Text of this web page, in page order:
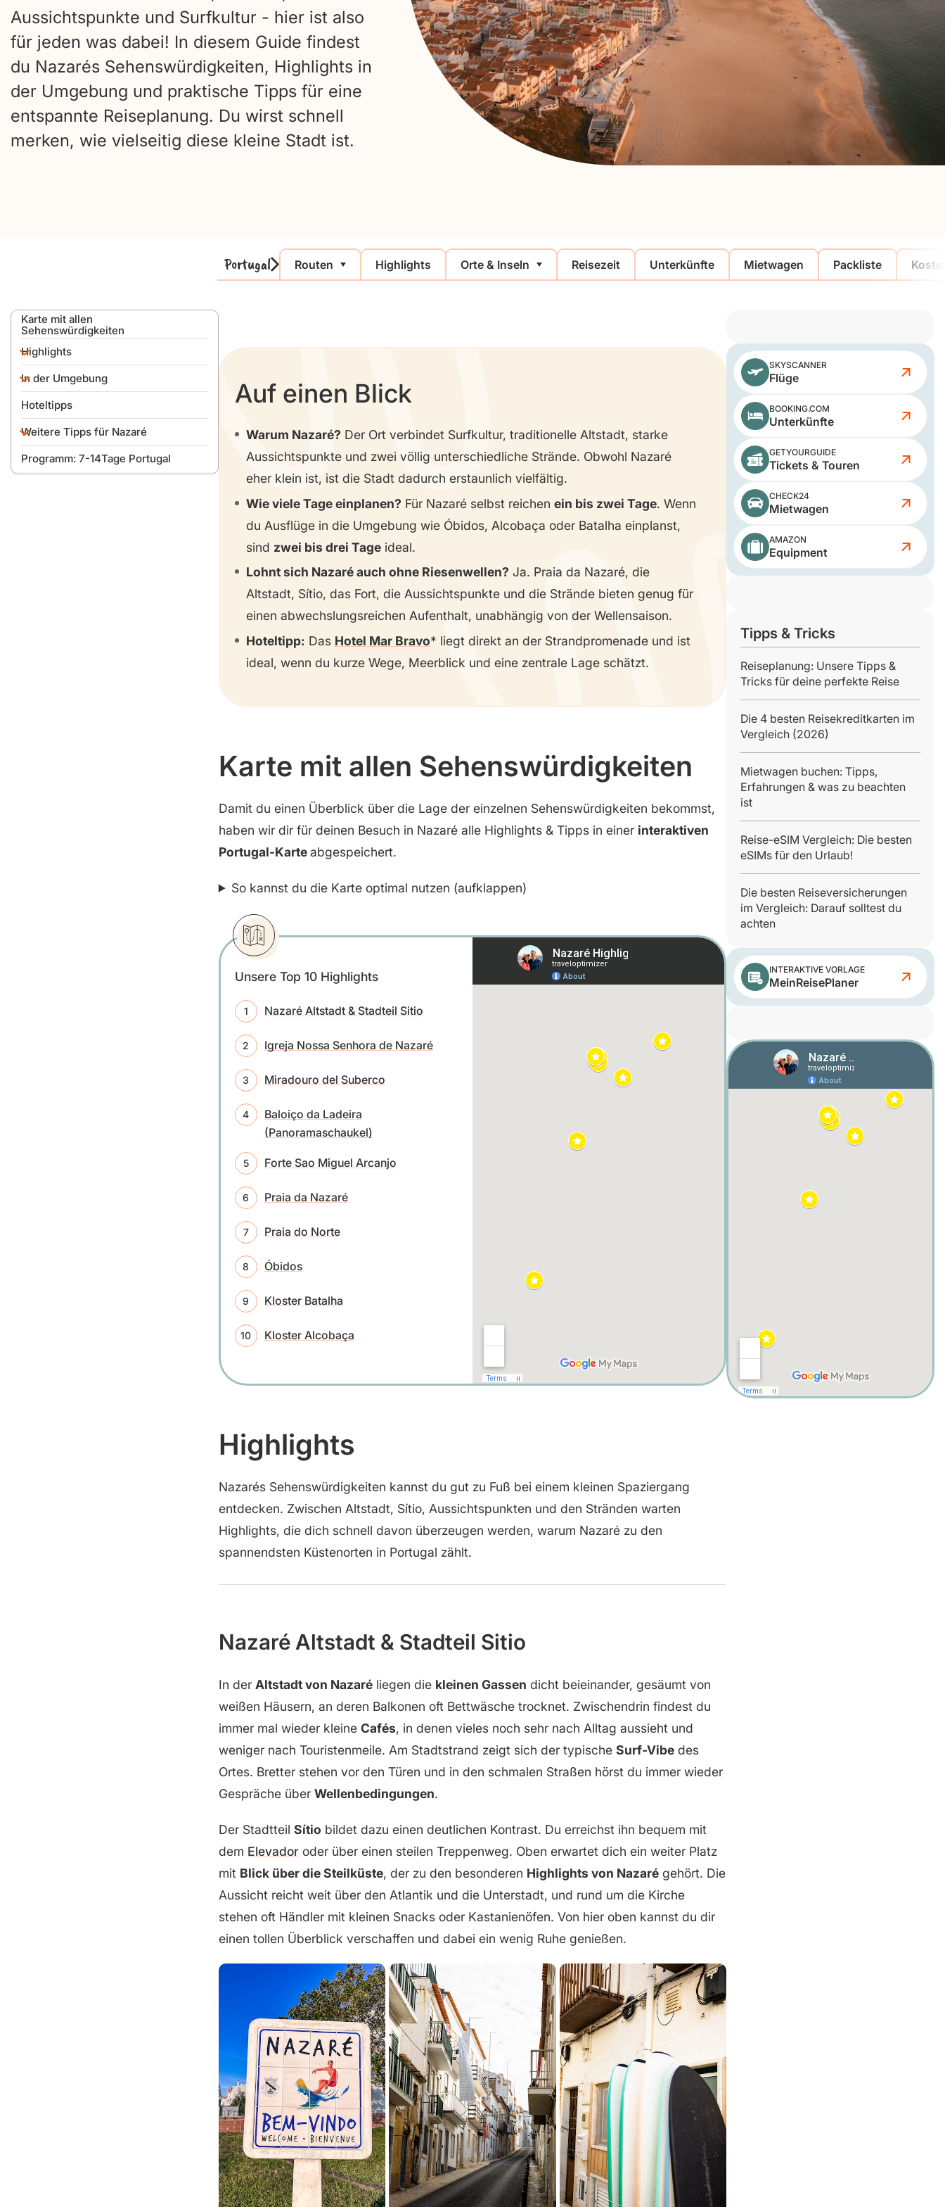
Aussichtspunkte und Surfkultur - hier ist also
für jeden was dabei! In diesem Guide findest
du Nazarés Sehenswürdigkeiten, Highlights in
der Umgebung und praktische Tipps für eine
entspannte Reiseplanung. Du wirst schnell
merken, wie vielseitig diese kleine Stadt ist.
Portugal Routen Highlights Orte & Inseln Reisezeit Unterkünfte Mietwagen Packliste
Karte mit allen
Sehenswürdigkeiten
Highlights
Nazaré Altstadt & Stadteil Sitio
Igreja Nossa Senhora de
Nazaré
Miradouro del Suberco
Baloiço da Ladeira
(Panoramaschaukel)
In der Umgebung
Óbidos
Kloster Batalha
Kloster Alcobaça
Hoteltipps
Weitere Tipps für Nazaré
Beste Reisezeit
Programm: 7-14Tage Portugal
Auf einen Blick
Warum Nazaré? Der Ort verbindet Surfkultur, traditionelle Altstadt, starke
Aussichtspunkte und zwei völlig unterschiedliche Strände. Obwohl Nazaré
eher klein ist, ist die Stadt dadurch erstaunlich vielfältig.
Wie viele Tage einplanen? Für Nazaré selbst reichen ein bis zwei Tage. Wenn
du Ausflüge in die Umgebung wie Óbidos, Alcobaça oder Batalha einplanst,
sind zwei bis drei Tageideal.
Lohnt sich Nazaré auch ohne Riesenwellen? Ja. Praia da Nazaré, die
Altstadt, Sítio, das Fort, die Aussichtspunkte und die Strände bieten genug für
einen abwechslungsreichen Aufenthalt, unabhängig von der Wellensaison.
Hoteltipp: Das Hotel Mar Bravo
liegt direkt an der Strandpromenade und ist
ideal, wenn du kurze Wege, Meerblick und eine zentrale Lage schätzt.
Karte mit allen Sehenswürdigkeiten
Damit du einen Überblick über die Lage der einzelnen Sehenswürdigkeiten bekommst,
haben wir dir für deinen Besuch in Nazaré alle Highlights & Tipps in einer interaktiven
Portugal-Karteabgespeichert.
So kannst du die Karte optimal nutzen (aufklappen)
Unsere Top 10 Highlights
Nazaré Altstadt & Stadteil Sitio
Igreja Nossa Senhora de Nazaré
Miradouro del Suberco
Baloiço da Ladeira
(Panoramaschaukel)
Forte Sao Miguel Arcanjo
Praia da Nazaré
Praia do Norte
Óbidos
Kloster Batalha
Kloster Alcobaça
Highlights
Nazarés Sehenswürdigkeiten kannst du gut zu Fuß bei einem kleinen Spaziergang
entdecken. Zwischen Altstadt, Sítio, Aussichtspunkten und den Stränden warten
Highlights, die dich schnell davon überzeugen werden, warum Nazaré zu den
spannendsten Küstenorten in Portugal zählt.
Nazaré Altstadt & Stadteil Sitio
In der Altstadt von Nazaréliegen die kleinen Gassen dicht beieinander, gesäumt von
weißen Häusern, an deren Balkonen oft Bettwäsche trocknet. Zwischendrin findest du
immer mal wieder kleine Cafés, in denen vieles noch sehr nach Alltag aussieht und
weniger nach Touristenmeile. Am Stadtstrand zeigt sich der typische Surf-Vibedes
Ortes. Bretter stehen vor den Türen und in den schmalen Straßen hörst du immer wieder
Gespräche über Wellenbedingungen.
Der Stadtteil Sítio bildet dazu einen deutlichen Kontrast. Du erreichst ihn bequem mit
dem Elevadoroder über einen steilen Treppenweg. Oben erwartet dich ein weiter Platz
mit Blick über die Steilküste, der zu den besonderen Highlights von Nazarégehört. Die
Aussicht reicht weit über den Atlantik und die Unterstadt, und rund um die Kirche
stehen oft Händler mit kleinen Snacks oder Kastanienöfen. Von hier oben kannst du dir
einen tollen Überblick verschaffen und dabei ein wenig Ruhe genießen.
SKYSCANNER
Flüge
BOOKING.COM
Unterkünfte
GETYOURGUIDE
Tickets & Touren
CHECK24
Mietwagen
AMAZON
Equipment
Tipps & Tricks
Reiseplanung: Unsere Tipps &
Tricks für deine perfekte Reise
Die 4 besten Reisekreditkarten im
Vergleich (2026)
Mietwagen buchen: Tipps,
Erfahrungen & was zu beachten
ist
Reise-eSIM Vergleich: Die besten
eSIMs für den Urlaub!
Die besten Reiseversicherungen
im Vergleich: Darauf solltest du
achten
INTERAKTIVE VORLAGE
MeinReisePlaner